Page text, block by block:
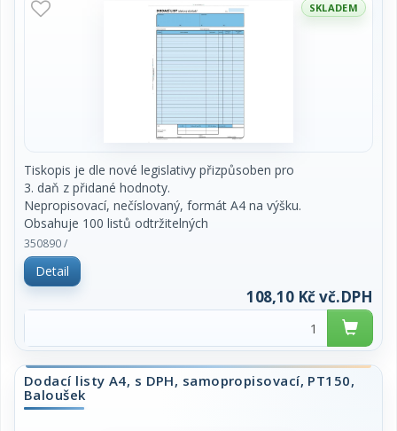
SKLADEM
Tiskopis je dle nové legislativy přizpůsoben pro
3. daň z přidané hodnoty.
Nepropisovací, nečíslovaný, formát A4 na výšku.
Obsahuje 100 listů odtržitelných
perforací, se zakládacím děrováním. Cena za kus.
350890 /
Detail
108,10 Kč vč.DPH
Dodací listy A4, s DPH, samopropisovací, PT150,
Baloušek